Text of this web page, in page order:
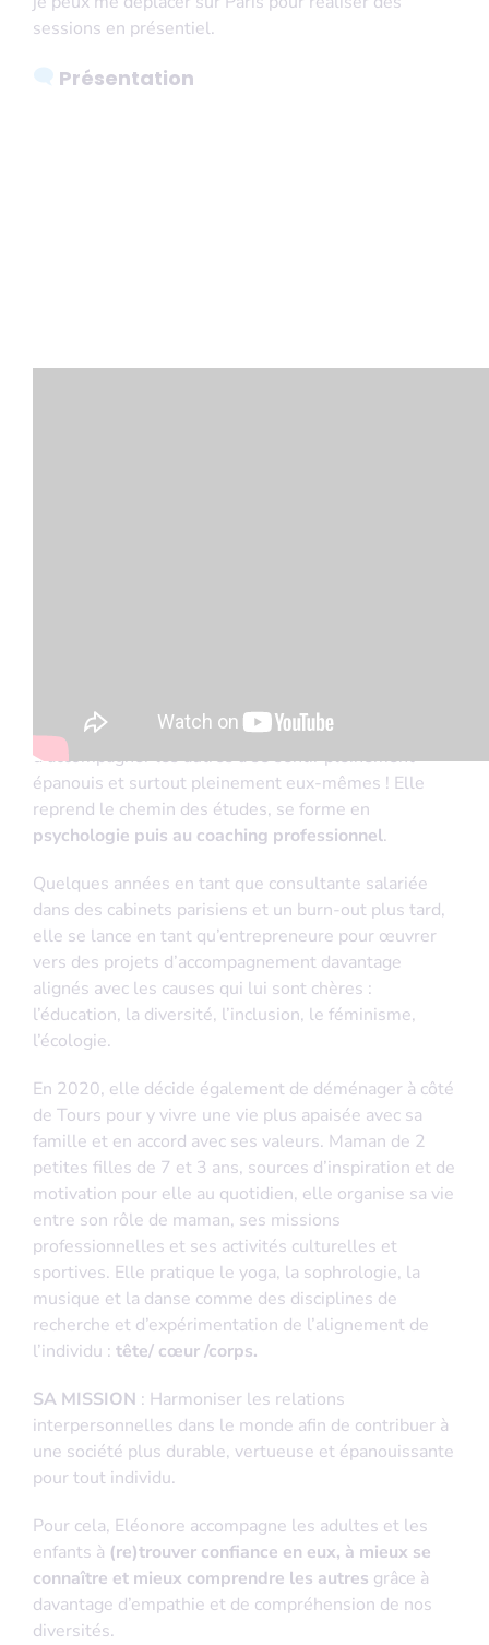
sessions en présentiel.
Présentation
milieu culturel, Eléonore ressent rapidement l’envie
d’accompagner les autres à se sentir pleinement
épanouis et surtout pleinement eux-mêmes ! Elle
reprend le chemin des études, se forme en
psychologie puis au coaching professionnel.
Quelques années en tant que consultante salariée
dans des cabinets parisiens et un burn-out plus tard,
elle se lance en tant qu’entrepreneure pour œuvrer
vers des projets d’accompagnement davantage
alignés avec les causes qui lui sont chères :
l’éducation, la diversité, l’inclusion, le féminisme,
l’écologie.
En 2020, elle décide également de déménager à côté
de Tours pour y vivre une vie plus apaisée avec sa
famille et en accord avec ses valeurs. Maman de 2
petites filles de 7 et 3 ans, sources d’inspiration et de
motivation pour elle au quotidien, elle organise sa vie
entre son rôle de maman, ses missions
professionnelles et ses activités culturelles et
sportives. Elle pratique le yoga, la sophrologie, la
musique et la danse comme des disciplines de
recherche et d’expérimentation de l’alignement de
l’individu : tête/ cœur /corps.
SA MISSION : Harmoniser les relations
interpersonnelles dans le monde afin de contribuer à
une société plus durable, vertueuse et épanouissante
pour tout individu.
Pour cela, Eléonore accompagne les adultes et les
enfants à (re)trouver confiance en eux, à mieux se
connaître et mieux comprendre les autres grâce à
davantage d’empathie et de compréhension de nos
diversités.